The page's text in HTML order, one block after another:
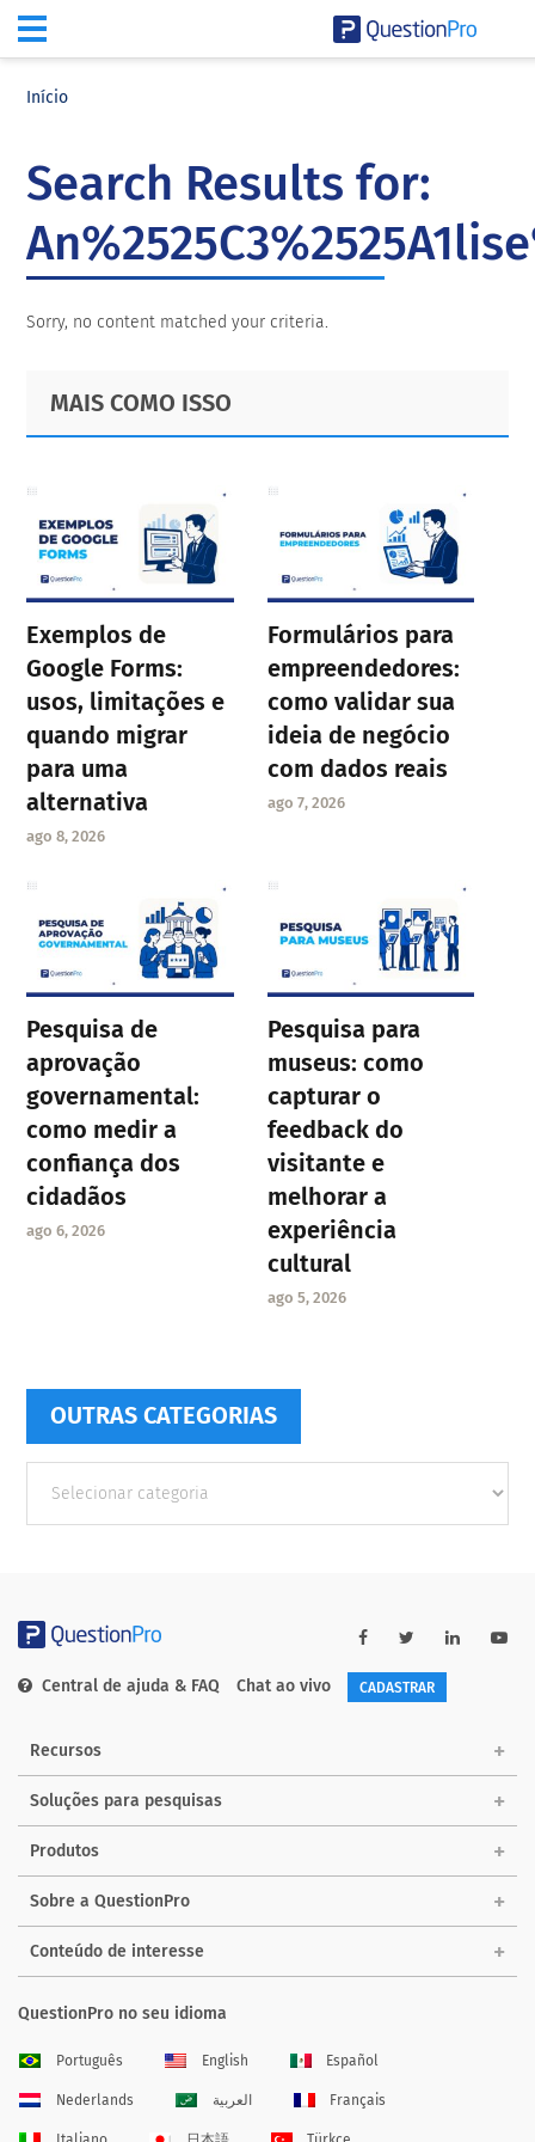
Início
Search Results for:
Sorry, no content matched your criteria.
Primary
Sidebar
Footer
MAIS COMO ISSO
Exemplos de
Google Forms:
usos, limitações e
quando migrar
para uma
alternativa
ago 8, 2026
Formulários para
empreendedores:
como validar sua
ideia de negócio
com dados reais
ago 7, 2026
Pesquisa de
aprovação
governamental:
como medir a
confiança dos
cidadãos
ago 6, 2026
Pesquisa para
museus: como
capturar o
feedback do
visitante e
melhorar a
experiência
cultural
ago 5, 2026
OUTRAS CATEGORIAS
Categorias
Central de ajuda & FAQ Chat ao vivo CADASTRAR
Recursos
Soluções para pesquisas
Produtos
Sobre a QuestionPro
Conteúdo de interesse
QuestionPro no seu idioma
Português English Español
Nederlands العربية Français